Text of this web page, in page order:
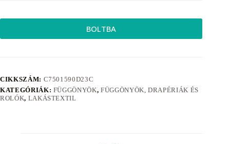
BOLTBA
CIKKSZÁM: C7501590D23C
KATEGÓRIÁK: FÜGGÖNYÖK, FÜGGÖNYÖK, DRAPÉRIÁK ÉS
ROLÓK, LAKÁSTEXTIL